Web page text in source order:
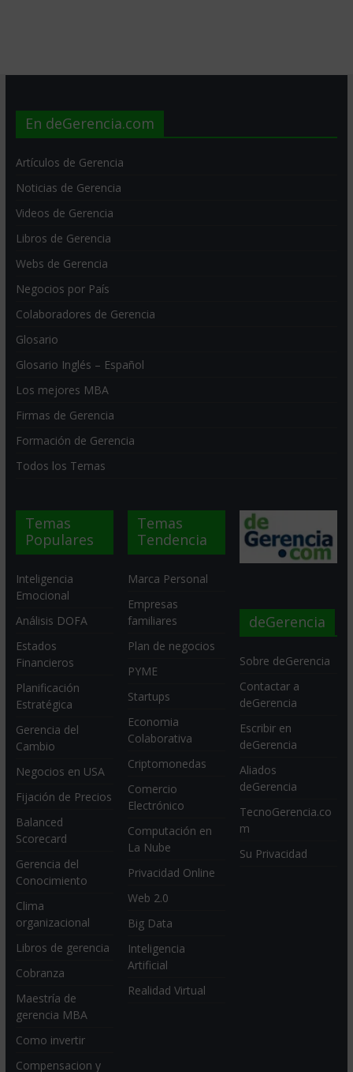
En deGerencia.com
Artículos de Gerencia
Noticias de Gerencia
Videos de Gerencia
Libros de Gerencia
Webs de Gerencia
Negocios por País
Colaboradores de Gerencia
Glosario
Glosario Inglés – Español
Los mejores MBA
Firmas de Gerencia
Formación de Gerencia
Todos los Temas
Temas
Populares
Inteligencia
Emocional
Análisis DOFA
Estados
Financieros
Planificación
Estratégica
Gerencia del
Cambio
Negocios en USA
Fijación de Precios
Balanced
Scorecard
Gerencia del
Conocimiento
Clima
organizacional
Libros de gerencia
Cobranza
Maestría de
gerencia MBA
Como invertir
Compensacion y
Temas
Tendencia
Marca Personal
Empresas
familiares
Plan de negocios
PYME
Startups
Economia
Colaborativa
Criptomonedas
Comercio
Electrónico
Computación en
La Nube
Privacidad Online
Web 2.0
Big Data
Inteligencia
Artificial
Realidad Virtual
deGerencia
Sobre deGerencia
Contactar a
deGerencia
Escribir en
deGerencia
Aliados
deGerencia
TecnoGerencia.co
m
Su Privacidad